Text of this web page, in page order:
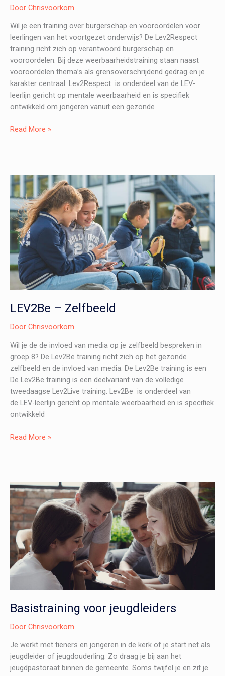
Door Chrisvoorkom
Wil je een training over burgerschap en vooroordelen voor
leerlingen van het voortgezet onderwijs? De Lev2Respect
training richt zich op verantwoord burgerschap en
vooroordelen. Bij deze weerbaarheidstraining staan naast
vooroordelen thema’s als grensoverschrijdend gedrag en je
karakter centraal. Lev2Respect is onderdeel van de LEV-
leerlijn gericht op mentale weerbaarheid en is specifiek
ontwikkeld om jongeren vanuit een gezonde
LEV2Respect
vooroordelen
Read More »
LEV2Be – Zelfbeeld
Door Chrisvoorkom
Wil je de de invloed van media op je zelfbeeld bespreken in
groep 8? De Lev2Be training richt zich op het gezonde
zelfbeeld en de invloed van media. De Lev2Be training is een
De Lev2Be training is een deelvariant van de volledige
tweedaagse Lev2Live training. Lev2Be is onderdeel van
de LEV-leerlijn gericht op mentale weerbaarheid en is specifiek
ontwikkeld
LEV2Be
Read More »
Basistraining voor jeugdleiders
Door Chrisvoorkom
Je werkt met tieners en jongeren in de kerk of je start net als
jeugdleider of jeugdouderling. Zo draag je bij aan het
jeugdpastoraat binnen de gemeente. Soms twijfel je en zit je